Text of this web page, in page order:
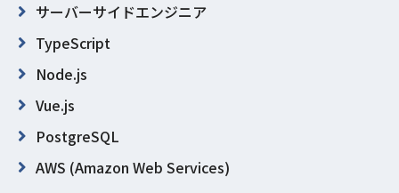
サーバーサイドエンジニア
TypeScript
Node.js
Vue.js
PostgreSQL
AWS (Amazon Web Services)